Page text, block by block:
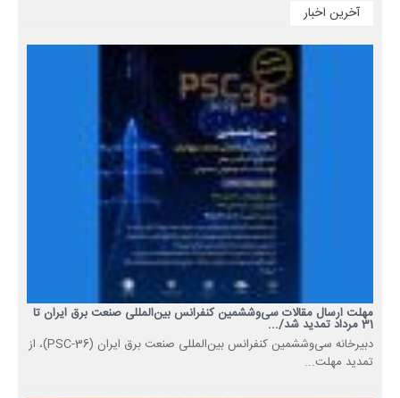
آخرین اخبار
مهلت ارسال مقالات سی‌وششمین کنفرانس بین‌المللی صنعت برق ایران تا
31 مرداد تمدید شد/...
دبیرخانه سی‌وششمین کنفرانس بین‌المللی صنعت برق ایران (PSC-36)، از
تمدید مهلت...